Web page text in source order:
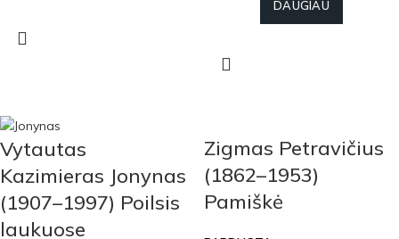
DAUGIAU
Vytautas
Kazimieras Jonynas
(1907–1997) Poilsis
laukuose
Zigmas Petravičius
(1862–1953)
Pamiškė